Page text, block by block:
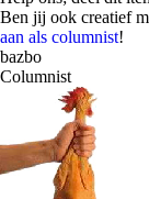
Ben jij ook creatief
aan als columnist!
bazbo
Columnist